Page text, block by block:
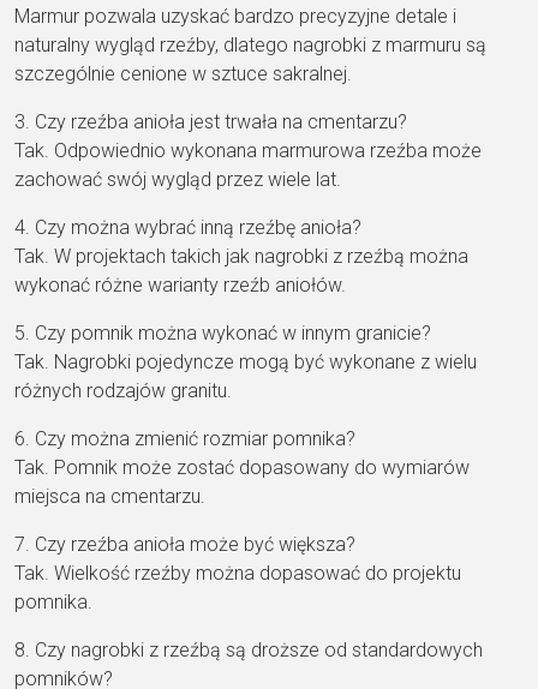
Marmur pozwala uzyskać bardzo precyzyjne detale i
naturalny wygląd rzeźby, dlatego nagrobki z marmuru są
szczególnie cenione w sztuce sakralnej.
3. Czy rzeźba anioła jest trwała na cmentarzu?
Tak. Odpowiednio wykonana marmurowa rzeźba może
zachować swój wygląd przez wiele lat.
4. Czy można wybrać inną rzeźbę anioła?
Tak. W projektach takich jak nagrobki z rzeźbą można
wykonać różne warianty rzeźb aniołów.
5. Czy pomnik można wykonać w innym granicie?
Tak. Nagrobki pojedyncze mogą być wykonane z wielu
różnych rodzajów granitu.
6. Czy można zmienić rozmiar pomnika?
Tak. Pomnik może zostać dopasowany do wymiarów
miejsca na cmentarzu.
7. Czy rzeźba anioła może być większa?
Tak. Wielkość rzeźby można dopasować do projektu
pomnika.
8. Czy nagrobki z rzeźbą są droższe od standardowych
pomników?